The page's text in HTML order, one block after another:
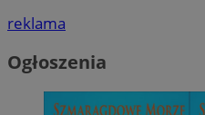
reklama
Ogłoszenia